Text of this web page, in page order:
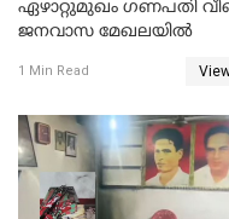
ഏഴാറ്റുമുഖം ഗണപതി
ജനവാസ മേഖലയിൽ
1 Min Read